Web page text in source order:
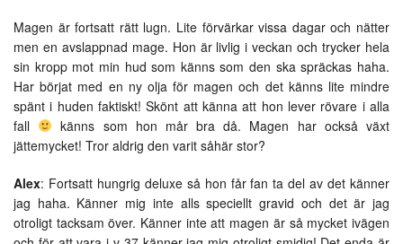
Magen är fortsatt rätt lugn. Lite förvärkar vissa dagar och nätter
men en avslappnad mage. Hon är livlig i veckan och trycker hela
sin kropp mot min hud som känns som den ska spräckas haha.
Har börjat med en ny olja för magen och det känns lite mindre
spänt i huden faktiskt! Skönt att känna att hon lever rövare i alla
fall
känns som hon mår bra då. Magen har också växt
jättemycket! Tror aldrig den varit såhär stor?
Alex: Fortsatt hungrig deluxe så hon får fan ta del av det känner
jag haha. Känner mig inte alls speciellt gravid och det är jag
otroligt tacksam över. Känner inte att magen är så mycket ivägen